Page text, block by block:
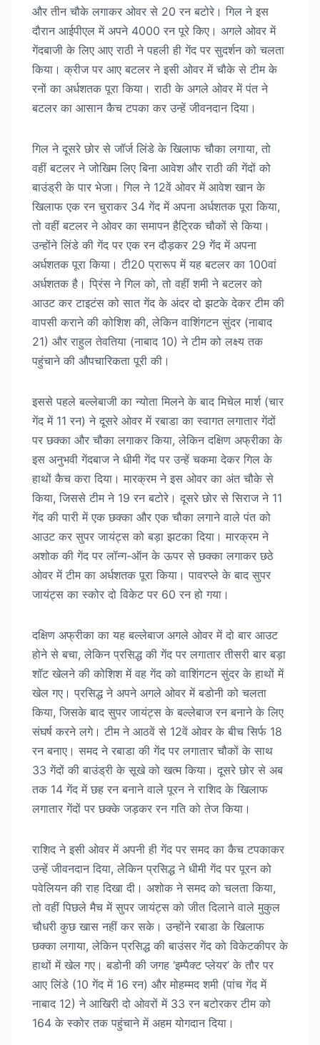
और तीन चौके लगाकर ओवर से 20 रन बटोरे। गिल ने इस
दौरान आईपीएल में अपने 4000 रन पूरे किए। अगले ओवर में
गेंदबाजी के लिए आए राठी ने पहली ही गेंद पर सुदर्शन को चलता
किया। क्रीज पर आए बटलर ने इसी ओवर में चौके से टीम के
रनों का अर्धशतक पूरा किया। राठी के अगले ओवर में पंत ने
बटलर का आसान कैच टपका कर उन्हें जीवनदान दिया।
गिल ने दूसरे छोर से जॉर्ज लिंडे के खिलाफ चौका लगाया, तो
वहीं बटलर ने जोखिम लिए बिना आवेश और राठी की गेंदों को
बाउंड्री के पार भेजा। गिल ने 12वें ओवर में आवेश खान के
खिलाफ एक रन चुराकर 34 गेंद में अपना अर्धशतक पूरा किया,
तो वहीं बटलर ने ओवर का समापन हैट्रिक चौकों से किया।
उन्होंने लिंडे की गेंद पर एक रन दौड़कर 29 गेंद में अपना
अर्धशतक पूरा किया। टी20 प्रारूप में यह बटलर का 100वां
अर्धशतक है। प्रिंस ने गिल को, तो वहीं शमी ने बटलर को
आउट कर टाइटंस को सात गेंद के अंदर दो झटके देकर टीम की
वापसी कराने की कोशिश की, लेकिन वाशिंगटन सुंदर (नाबाद
21) और राहुल तेवतिया (नाबाद 10) ने टीम को लक्ष्य तक
पहुंचाने की औपचारिकता पूरी की।
इससे पहले बल्लेबाजी का न्योता मिलने के बाद मिचेल मार्श (चार
गेंद में 11 रन) ने दूसरे ओवर में रबाडा का स्वागत लगातार गेंदों
पर छक्का और चौका लगाकर किया, लेकिन दक्षिण अफ्रीका के
इस अनुभवी गेंदबाज ने धीमी गेंद पर उन्हें चकमा देकर गिल के
हाथों कैच करा दिया। मारक्रम ने इस ओवर का अंत चौके से
किया, जिससे टीम ने 19 रन बटोरे। दूसरे छोर से सिराज ने 11
गेंद की पारी में एक छक्का और एक चौका लगाने वाले पंत को
आउट कर सुपर जायंट्स को बड़ा झटका दिया। मारक्रम ने
अशोक की गेंद पर लॉन्ग-ऑन के ऊपर से छक्का लगाकर छठे
ओवर में टीम का अर्धशतक पूरा किया। पावरप्ले के बाद सुपर
जायंट्स का स्कोर दो विकेट पर 60 रन हो गया।
दक्षिण अफ्रीका का यह बल्लेबाज अगले ओवर में दो बार आउट
होने से बचा, लेकिन प्रसिद्ध की गेंद पर लगातार तीसरी बार बड़ा
शॉट खेलने की कोशिश में वह गेंद को वाशिंगटन सुंदर के हाथों में
खेल गए। प्रसिद्ध ने अपने अगले ओवर में बडोनी को चलता
किया, जिसके बाद सुपर जायंट्स के बल्लेबाज रन बनाने के लिए
संघर्ष करने लगे। टीम ने आठवें से 12वें ओवर के बीच सिर्फ 18
रन बनाए। समद ने रबाडा की गेंद पर लगातार चौकों के साथ
33 गेंदों की बाउंड्री के सूखे को खत्म किया। दूसरे छोर से अब
तक 14 गेंद में छह रन बनाने वाले पूरन ने राशिद के खिलाफ
लगातार गेंदों पर छक्के जड़कर रन गति को तेज किया।
राशिद ने इसी ओवर में अपनी ही गेंद पर समद का कैच टपकाकर
उन्हें जीवनदान दिया, लेकिन प्रसिद्ध ने धीमी गेंद पर पूरन को
पवेलियन की राह दिखा दी। अशोक ने समद को चलता किया,
तो वहीं पिछले मैच में सुपर जायंट्स को जीत दिलाने वाले मुकुल
चौधरी कुछ खास नहीं कर सके। उन्होंने रबाडा के खिलाफ
छक्का लगाया, लेकिन प्रसिद्ध की बाउंसर गेंद को विकेटकीपर के
हाथों में खेल गए। बडोनी की जगह ‘इम्पैक्ट प्लेयर’ के तौर पर
आए लिंडे (10 गेंद में 16 रन) और मोहम्मद शमी (पांच गेंद में
नाबाद 12) ने आखिरी दो ओवरों में 33 रन बटोरकर टीम को
164 के स्कोर तक पहुंचाने में अहम योगदान दिया।